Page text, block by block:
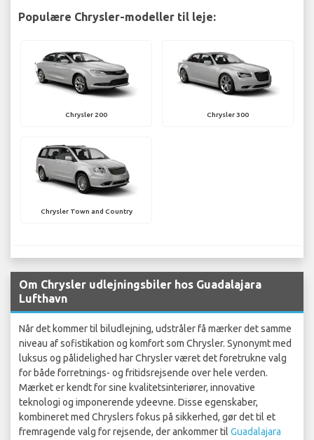
Populære Chrysler-modeller til leje:
Chrysler 200 Chrysler 300
Chrysler Town and Country
Om Chrysler udlejningsbiler hos Guadalajara
Lufthavn
Når det kommer til biludlejning, udstråler få mærker det samme
niveau af sofistikation og komfort som Chrysler. Synonymt med
luksus og pålidelighed har Chrysler været det foretrukne valg
for både forretnings- og fritidsrejsende over hele verden.
Mærket er kendt for sine kvalitetsinteriører, innovative
teknologi og imponerende ydeevne. Disse egenskaber,
kombineret med Chryslers fokus på sikkerhed, gør det til et
fremragende valg for rejsende, der ankommer til Guadalajara